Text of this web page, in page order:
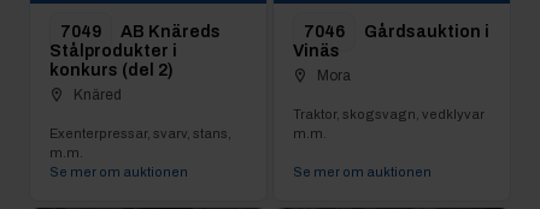
7049
AB Knäreds
Stålprodukter i
konkurs (del 2)
Knäred
Exenterpressar, svarv, stans,
m.m.
Se mer om auktionen
7046
Gårdsauktion i
Vinäs
Mora
Traktor, skogsvagn, vedklyvar
m.m.
Se mer om auktionen